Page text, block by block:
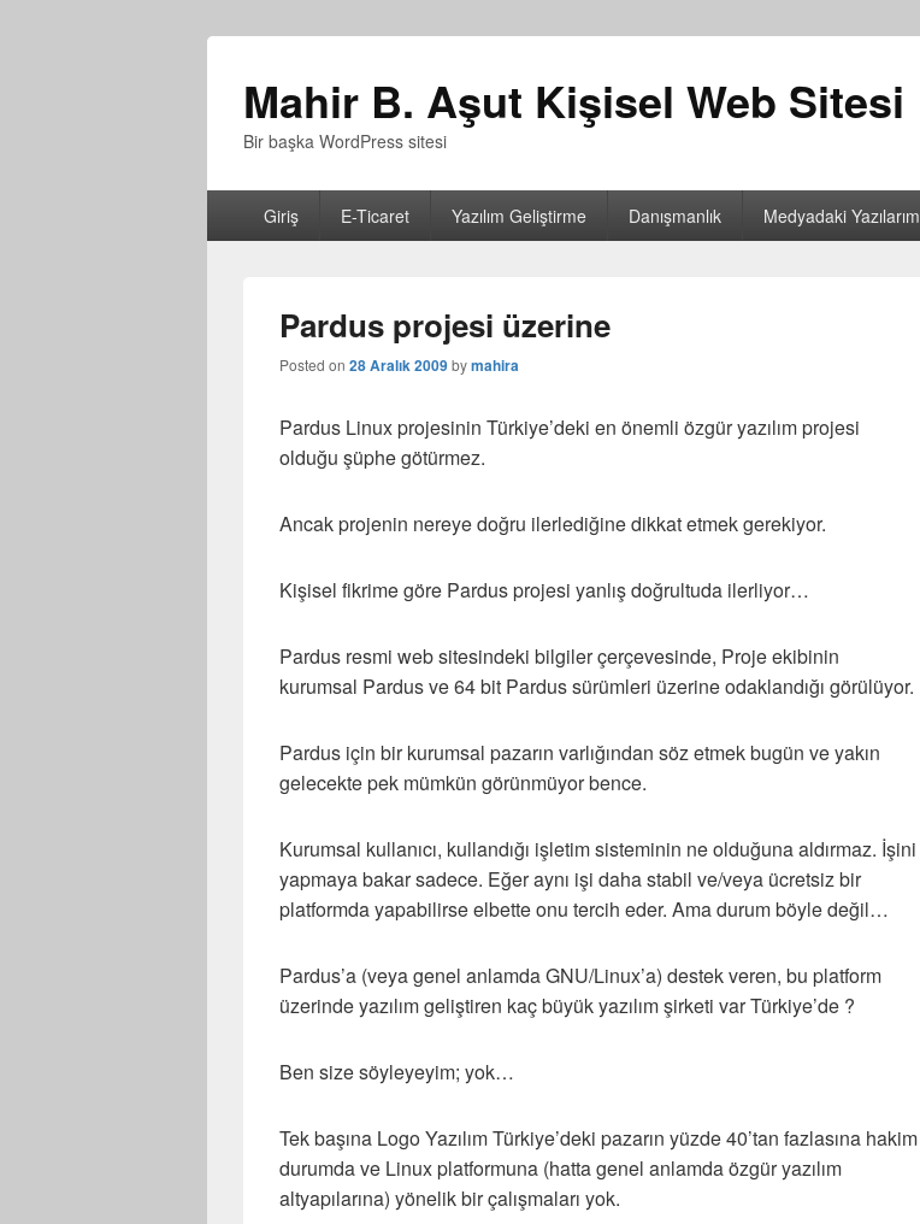
Mahir B. Aşut Kişisel Web Sitesi
Bir başka WordPress sitesi
Giriş E-Ticaret Yazılım Geliştirme Danışmanlık Medyadaki Yazılarım
Pardus projesi üzerine
Posted on 28 Aralık 2009bymahira
Pardus Linux projesinin Türkiye’deki en önemli özgür yazılım projesi
olduğu şüphe götürmez.
Ancak projenin nereye doğru ilerlediğine dikkat etmek gerekiyor.
Kişisel fikrime göre Pardus projesi yanlış doğrultuda ilerliyor…
Pardus resmi web sitesindeki bilgiler çerçevesinde, Proje ekibinin
kurumsal Pardus ve 64 bit Pardus sürümleri üzerine odaklandığı görülüyor.
Pardus için bir kurumsal pazarın varlığından söz etmek bugün ve yakın
gelecekte pek mümkün görünmüyor bence.
Kurumsal kullanıcı, kullandığı işletim sisteminin ne olduğuna aldırmaz. İşini
yapmaya bakar sadece. Eğer aynı işi daha stabil ve/veya ücretsiz bir
platformda yapabilirse elbette onu tercih eder. Ama durum böyle değil…
Pardus’a (veya genel anlamda GNU/Linux’a) destek veren, bu platform
üzerinde yazılım geliştiren kaç büyük yazılım şirketi var Türkiye’de ?
Ben size söyleyeyim; yok…
Tek başına Logo Yazılım Türkiye’deki pazarın yüzde 40’tan fazlasına hakim
durumda ve Linux platformuna (hatta genel anlamda özgür yazılım
altyapılarına) yönelik bir çalışmaları yok.